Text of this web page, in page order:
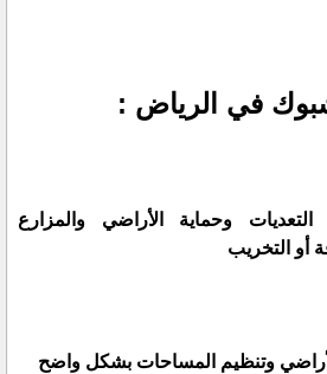
في الرياض :
وحماية الأراضي والمزارع
أو التخريب
وتنظيم المساحات بشكل واضح